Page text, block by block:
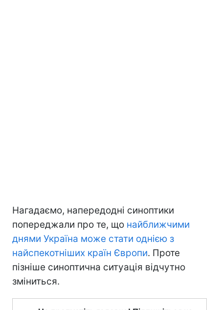
Нагадаємо, напередодні синоптики
попереджали про те, що найближчими
днями Україна може стати однією з
найспекотніших країн Європи. Проте
пізніше синоптична ситуація відчутно
зміниться.